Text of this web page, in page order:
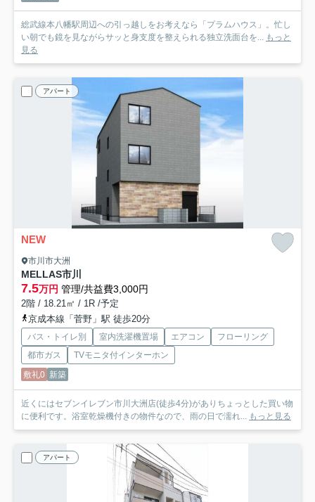
総武線本八幡駅周辺への引っ越しをお考えなら「プラムハウス」。忙し
い朝でも鏡を見ながらサッと身支度を整えられる独立洗面台を... もっと
見る
アパート
NEW
市川市大洲
MELLAS市川
7.5万円 管理/共益費3,000円
2階 / 18.21㎡ / 1R /予定
京成本線「菅野」駅 徒歩20分
バス・トイレ別 室内洗濯機置場 エアコン
フローリング
都市ガス
TVモニタ付インターホン
敷礼0 新築
近くにはセブンイレブン市川大洲店(徒歩4分)がありちょっとした買い物
に便利です。浴室乾燥機付きの物件なので、雨の日で濡れ... もっと見る
アパート